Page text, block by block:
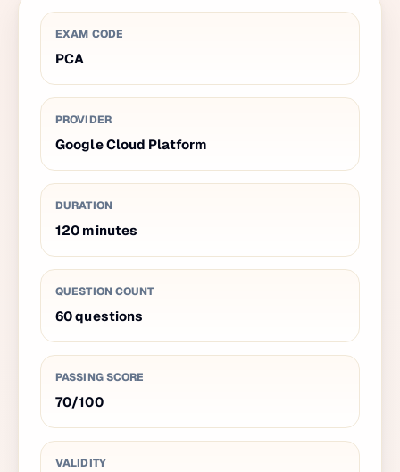
EXAM CODE
PCA
PROVIDER
Google Cloud Platform
DURATION
120 minutes
QUESTION COUNT
60questions
PASSING SCORE
70/100
VALIDITY